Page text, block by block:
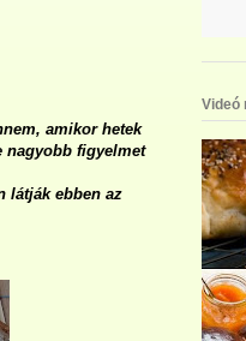
amikor hetek
nagyobb figyelmet
látják ebben az
Videó